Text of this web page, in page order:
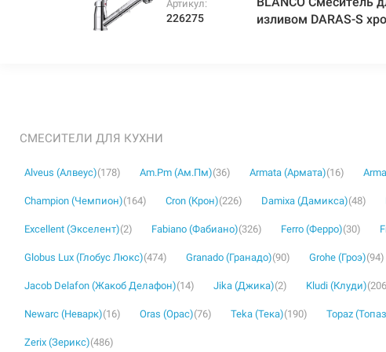
Артикул:
226275
изливом DARAS-S
СМЕСИТЕЛИ ДЛЯ КУХНИ
Alveus (Алвеус)(178) Am.Pm (Ам.Пм)(36) Armata (Армата)(16)
Champion (Чемпион)(164) Cron (Крон)(226) Damixa (Дамикса)(48)
Excellent (Экселент)(2) Fabiano (Фабиано)(326) Ferro (Ферро)(30)
Globus Lux (Глобус Люкс)(474) Granado (Гранадо)(90) Grohe (Гроэ)(94)
Jacob Delafon (Жакоб Делафон)(14) Jika (Джика)(2) Kludi (Клуди)
Newarc (Неварк)(16) Oras (Орас)(76) Teka (Тека)(190) Topaz
Zerix (Зерикс)(486)